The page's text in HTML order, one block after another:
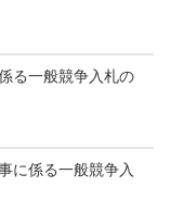
る一般競争入札の
に係る一般競争入